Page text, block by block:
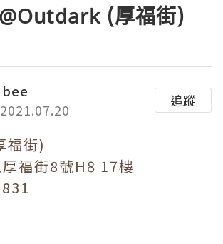
(厚福街)
追蹤
街)
福街8號H8 17樓